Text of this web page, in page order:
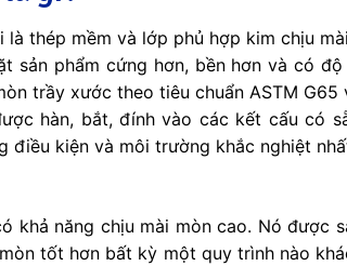
thép mềm và lớp phủ hợp kim chịu
sản phẩm cứng hơn, bền hơn và có
trầy xước theo tiêu chuẩn ASTM
hàn, bắt, đính vào các kết cấu có
điều kiện và môi trường khắc nghiệt
khả năng chịu mài mòn cao. Nó được
tốt hơn bất kỳ một quy trình nào